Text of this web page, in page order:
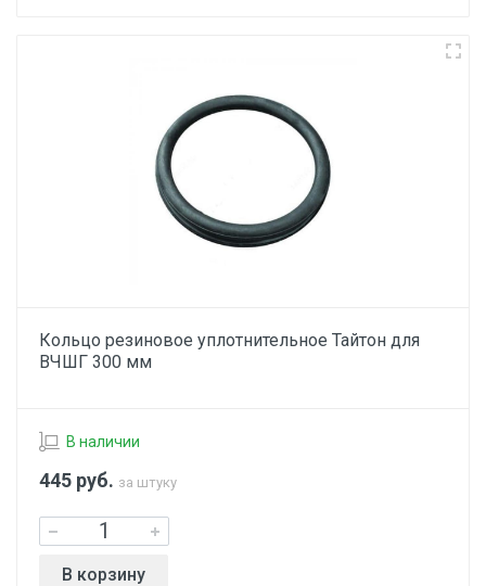
Кольцо резиновое уплотнительное Тайтон для
ВЧШГ 300 мм
В наличии
445 руб. за штуку
В корзину